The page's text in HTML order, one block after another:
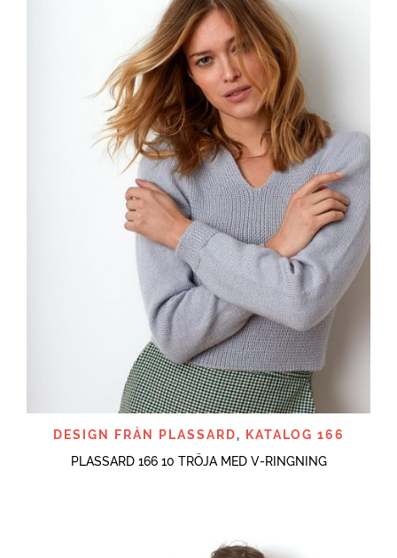
DESIGN FRÅN PLASSARD,
KATALOG 166
PLASSARD 166 10 TRÖJA MED V-RINGNING